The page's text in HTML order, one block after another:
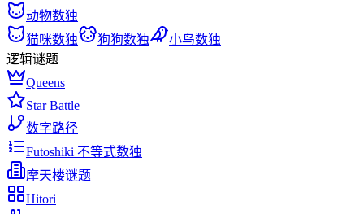
动物数独
猫咪数独
狗狗数独
小鸟数独
逻辑谜题
Queens
Star Battle
数字路径
Futoshiki 不等式数独
摩天楼谜题
Hitori